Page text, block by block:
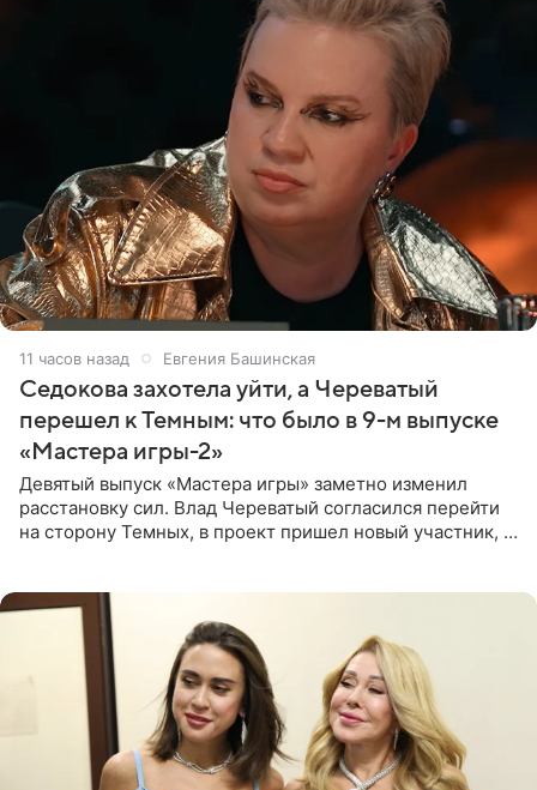
11 часов назад Евгения Башинская
Седокова захотела уйти, а Череватый
перешел к Темным: что было в 9-м выпуске
«Мастера игры-2»
Девятый выпуск «Мастера игры» заметно изменил
расстановку сил. Влад Череватый согласился перейти
на сторону Темных, в проект пришел новый участник, а